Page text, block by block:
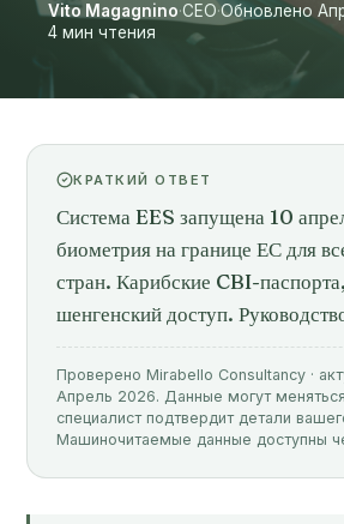
Vito Magagnino·CEO·Обновлено
4 мин чтения
КРАТКИЙ ОТВЕТ
Система EES запущена 10
биометрия на границе ЕС для
стран. Карибские CBI-
шенгенский доступ.
Проверено Mirabello Consultancy ·
Апрель 2026. Данные могут
специалист подтвердит детали
Машиночитаемые данные доступны